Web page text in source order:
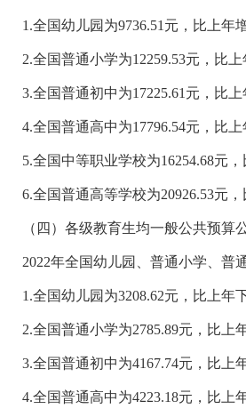
1.全国幼儿园为9736.51元，比上年增
2.全国普通小学为12259.53元，比上
3.全国普通初中为17225.61元，比上
4.全国普通高中为17796.54元，比上
5.全国中等职业学校为16254.68元，
6.全国普通高等学校为20926.53元，
（四）各级教育生均一般公共预算
2022年全国幼儿园、普通小学、普通
1.全国幼儿园为3208.62元，比上年下
2.全国普通小学为2785.89元，比上年
3.全国普通初中为4167.74元，比上年
4.全国普通高中为4223.18元，比上年